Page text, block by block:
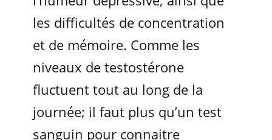
les difficultés de concentration
et de mémoire. Comme les
niveaux de testostérone
fluctuent tout au long de la
journée; il faut plus qu’un test
sanguin pour connaitre